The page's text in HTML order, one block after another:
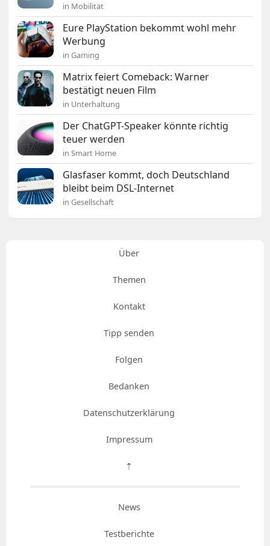
in Mobilität
Eure PlayStation bekommt wohl mehr
Werbung
in Gaming
Matrix feiert Comeback: Warner
bestätigt neuen Film
in Unterhaltung
Der ChatGPT-Speaker könnte richtig
teuer werden
in Smart Home
Glasfaser kommt, doch Deutschland
bleibt beim DSL-Internet
in Gesellschaft
Über
Themen
Kontakt
Tipp senden
Folgen
Bedanken
Datenschutzerklärung
Impressum
⇡
News
Testberichte